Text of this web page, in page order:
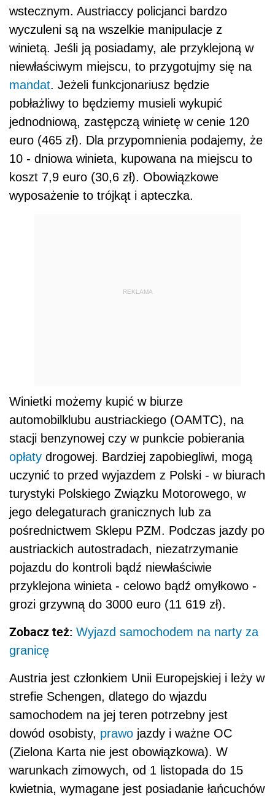
wstecznym. Austriaccy policjanci bardzo
wyczuleni są na wszelkie manipulacje z
winietą. Jeśli ją posiadamy, ale przyklejoną w
niewłaściwym miejscu, to przygotujmy się na
mandat. Jeżeli funkcjonariusz będzie
pobłażliwy to będziemy musieli wykupić
jednodniową, zastępczą winietę w cenie 120
euro (465 zł). Dla przypomnienia podajemy, że
10 - dniowa winieta, kupowana na miejscu to
koszt 7,9 euro (30,6 zł). Obowiązkowe
wyposażenie to trójkąt i apteczka.
REKLAMA
Winietki możemy kupić w biurze
automobilklubu austriackiego (OAMTC), na
stacji benzynowej czy w punkcie pobierania
opłaty drogowej. Bardziej zapobiegliwi, mogą
uczynić to przed wyjazdem z Polski - w biurach
turystyki Polskiego Związku Motorowego, w
jego delegaturach granicznych lub za
pośrednictwem Sklepu PZM. Podczas jazdy po
austriackich autostradach, niezatrzymanie
pojazdu do kontroli bądź niewłaściwie
przyklejona winieta - celowo bądź omyłkowo -
grozi grzywną do 3000 euro (11 619 zł).
Zobacz też: Wyjazd samochodem na narty za
granicę
Austria jest członkiem Unii Europejskiej i leży w
strefie Schengen, dlatego do wjazdu
samochodem na jej teren potrzebny jest
dowód osobisty, prawo jazdy i ważne OC
(Zielona Karta nie jest obowiązkowa). W
warunkach zimowych, od 1 listopada do 15
kwietnia, wymagane jest posiadanie łańcuchów